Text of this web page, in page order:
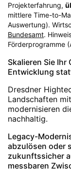
Projekterfahrung,
mittlere Time-to-
Auswertung).
Bundesamt.
Förderprogramme
Skalieren Sie
Entwicklung
Dresdner
Landschaften
modernisieren
nachhaltig.
Legacy-
abzulösen oder
zukunftssicher
messbaren